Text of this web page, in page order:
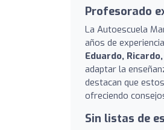
Profesorado
La Autoescuela
años de
Eduardo,
adaptar la
destacan que
ofreciendo
Sin listas de